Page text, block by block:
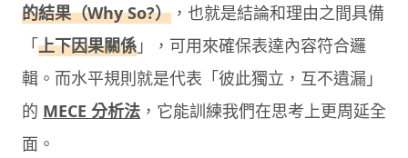
的結果（Why So?） ，也就是結論和理由之間具備
「上下因果關係 」，可用來確保表達內容符合邏
輯。而水平規則就是代表「彼此獨立，互不遺漏」
的 MECE 分析法 ，它能訓練我們在思考上更周延全
面。